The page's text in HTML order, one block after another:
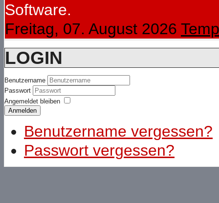
Software.
Freitag, 07. August 2026
LOGIN
Benutzername
Passwort
Angemeldet bleiben
Anmelden
Benutzername vergessen?
Passwort vergessen?